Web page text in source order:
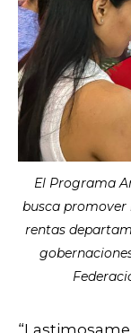
El Programa
busca
rentas